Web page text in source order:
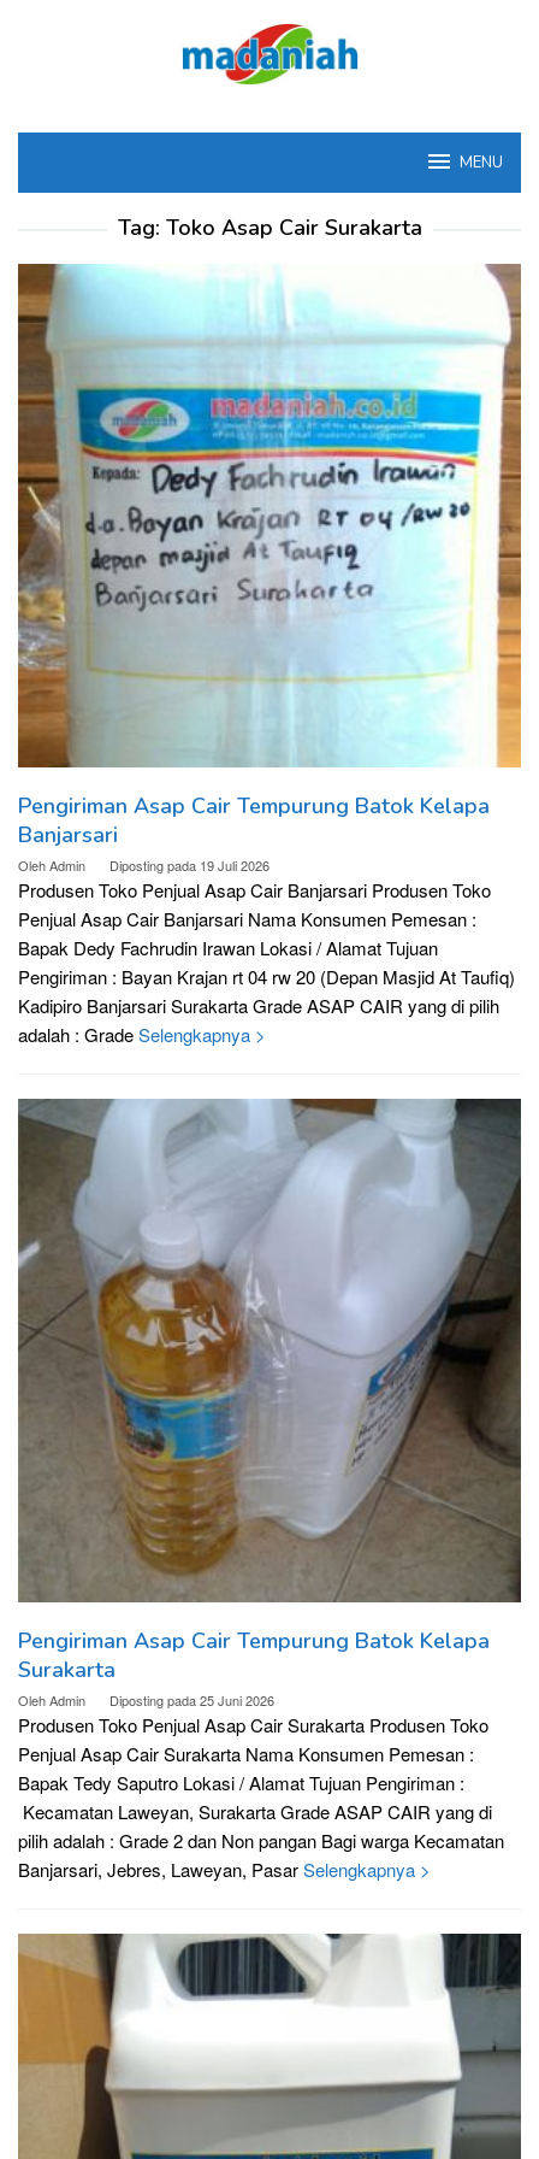
MENU
Tag: Toko Asap Cair Surakarta
Pengiriman Asap Cair Tempurung Batok Kelapa
Banjarsari
OlehAdmin Diposting pada 19 Juli 2026
Produsen Toko Penjual Asap Cair Banjarsari Produsen Toko
Penjual Asap Cair Banjarsari Nama Konsumen Pemesan :
Bapak Dedy Fachrudin Irawan Lokasi / Alamat Tujuan
Pengiriman : Bayan Krajan rt 04 rw 20 (Depan Masjid At Taufiq)
Kadipiro Banjarsari Surakarta Grade ASAP CAIR yang di pilih
adalah : GradeSelengkapnya >
Pengiriman Asap Cair Tempurung Batok Kelapa
Surakarta
OlehAdmin Diposting pada25 Juni 2026
Produsen Toko Penjual Asap Cair Surakarta Produsen Toko
Penjual Asap Cair Surakarta Nama Konsumen Pemesan :
Bapak Tedy Saputro Lokasi / Alamat Tujuan Pengiriman :
Kecamatan Laweyan, Surakarta Grade ASAP CAIR yang di
pilih adalah : Grade 2 dan Non pangan Bagi warga Kecamatan
Banjarsari, Jebres, Laweyan, PasarSelengkapnya >